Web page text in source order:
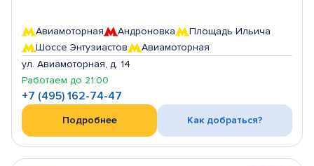
Авиамоторная Андроновка
Площадь Ильича
Шоссе Энтузиастов
Авиамоторная
ул. Авиамоторная, д. 14
Работаем до 21:00
+7 (495) 162-74-47
Подробнее Как добраться?